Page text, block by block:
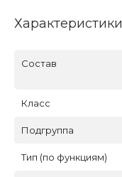
Характеристики
Состав
Класс
Подгруппа
Тип (по функциям)